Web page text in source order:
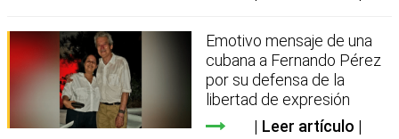
Emotivo mensaje de una
cubana a Fernando Pérez
por su defensa de la
libertad de expresión
Leer artículo